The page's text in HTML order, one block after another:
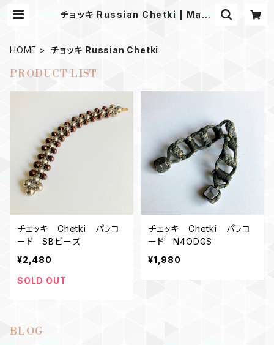
チョッキ Russian Chetki | Mask
HOME チョッキ Russian Chetki
PRODUCT LIST
チェッキ Chetki パラコ
ード SBビーズ
¥2,480
SOLD OUT
チェッキ Chetki パラコ
ード N4ODGS
¥1,980
BLOG